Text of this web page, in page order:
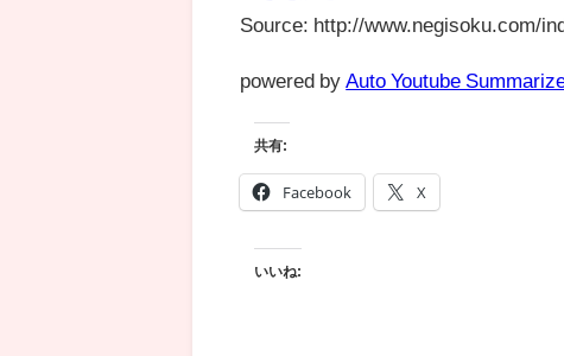
Source: http://www.negisoku.com/
powered by Auto Youtube
共有:
Facebook X
いいね: